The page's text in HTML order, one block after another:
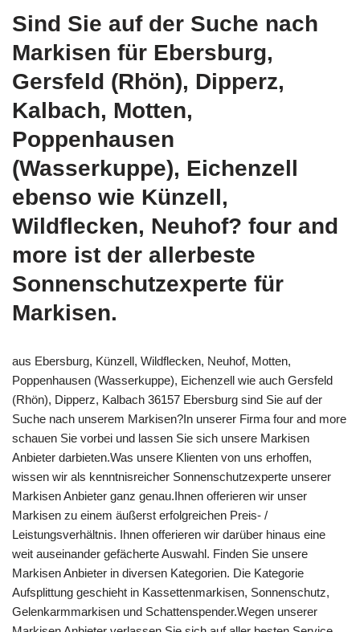
Sind Sie auf der Suche nach
Markisen für Ebersburg,
Gersfeld (Rhön), Dipperz,
Kalbach, Motten,
Poppenhausen
(Wasserkuppe), Eichenzell
ebenso wie Künzell,
Wildflecken, Neuhof? four and
more ist der allerbeste
Sonnenschutzexperte für
Markisen.
aus Ebersburg, Künzell, Wildflecken, Neuhof, Motten,
Poppenhausen (Wasserkuppe), Eichenzell wie auch Gersfeld
(Rhön), Dipperz, Kalbach 36157 Ebersburg sind Sie auf der
Suche nach unserem Markisen?In unserer Firma four and more
schauen Sie vorbei und lassen Sie sich unsere Markisen
Anbieter darbieten.Was unsere Klienten von uns erhoffen,
wissen wir als kenntnisreicher Sonnenschutzexperte unserer
Markisen Anbieter ganz genau.Ihnen offerieren wir unser
Markisen zu einem äußerst erfolgreichen Preis- /
Leistungsverhältnis. Ihnen offerieren wir darüber hinaus eine
weit auseinander gefächerte Auswahl. Finden Sie unsere
Markisen Anbieter in diversen Kategorien. Die Kategorie
Aufsplittung geschieht in Kassettenmarkisen, Sonnenschutz,
Gelenkarmmarkisen und Schattenspender.Wegen unserer